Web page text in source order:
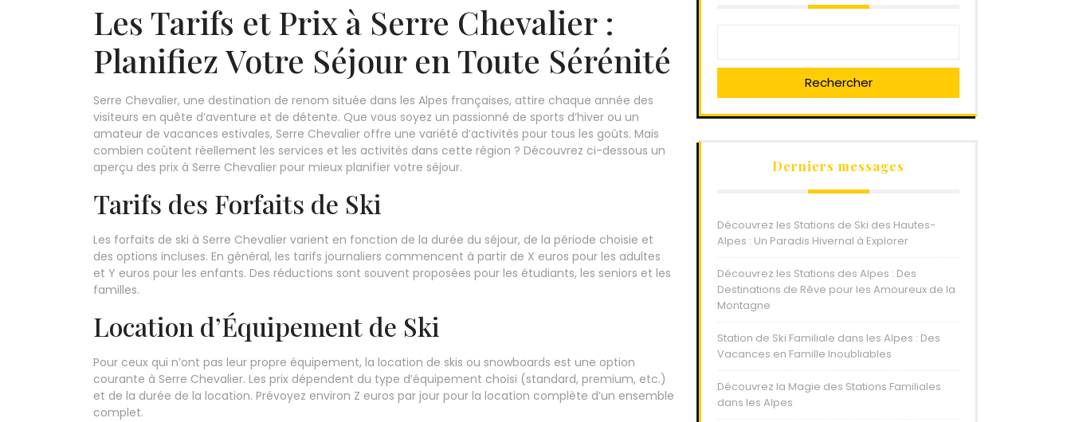
Les Tarifs et Prix à Serre Chevalier :
Planifiez Votre Séjour en Toute Sérénité
Serre Chevalier, une destination de renom située dans les Alpes françaises, attire chaque année des
visiteurs en quête d’aventure et de détente. Que vous soyez un passionné de sports d’hiver ou un
amateur de vacances estivales, Serre Chevalier offre une variété d’activités pour tous les goûts. Mais
combien coûtent réellement les services et les activités dans cette région ? Découvrez ci-dessous un
aperçu des prix à Serre Chevalier pour mieux planifier votre séjour.
Tarifs des Forfaits de Ski
Les forfaits de ski à Serre Chevalier varient en fonction de la durée du séjour, de la période choisie et
des options incluses. En général, les tarifs journaliers commencent à partir de X euros pour les adultes
et Y euros pour les enfants. Des réductions sont souvent proposées pour les étudiants, les seniors et les
familles.
Location d’Équipement de Ski
Pour ceux qui n’ont pas leur propre équipement, la location de skis ou snowboards est une option
courante à Serre Chevalier. Les prix dépendent du type d’équipement choisi (standard, premium, etc.)
et de la durée de la location. Prévoyez environ Z euros par jour pour la location complète d’un ensemble
complet.
Rechercher
Derniers messages
Découvrez les Stations de Ski des Hautes-
Alpes : Un Paradis Hivernal à Explorer
Découvrez les Stations des Alpes : Des
Destinations de Rêve pour les Amoureux de la
Montagne
Station de Ski Familiale dans les Alpes : Des
Vacances en Famille Inoubliables
Découvrez la Magie des Stations Familiales
dans les Alpes